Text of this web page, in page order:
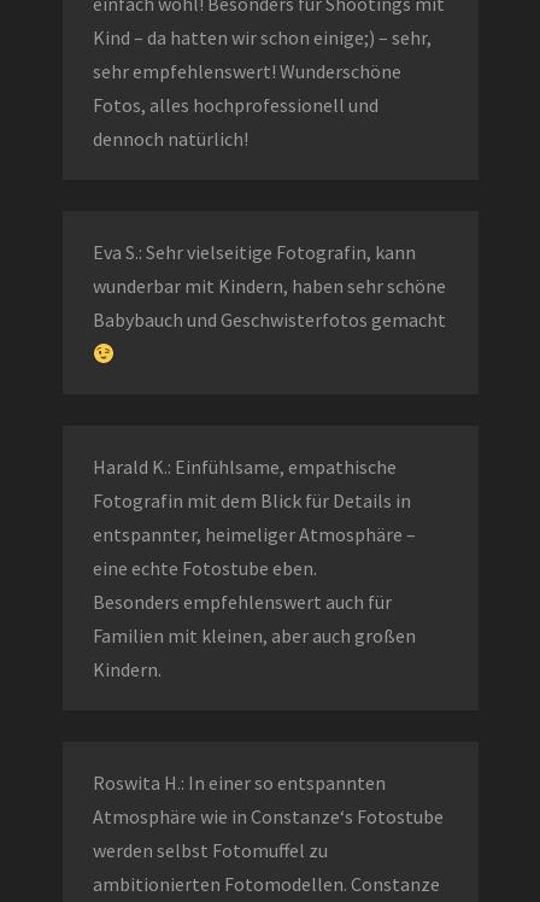
Kind – da hatten wir schon einige;) – sehr,
sehr empfehlenswert! Wunderschöne
Fotos, alles hochprofessionell und
dennoch natürlich!
Eva S.: Sehr vielseitige Fotografin, kann
wunderbar mit Kindern, haben sehr schöne
Babybauch und Geschwisterfotos gemacht
Harald K.: Einfühlsame, empathische
Fotografin mit dem Blick für Details in
entspannter, heimeliger Atmosphäre –
eine echte Fotostube eben.
Besonders empfehlenswert auch für
Familien mit kleinen, aber auch großen
Kindern.
Roswita H.: In einer so entspannten
Atmosphäre wie in Constanze‘s Fotostube
werden selbst Fotomuffel zu
ambitionierten Fotomodellen. Constanze